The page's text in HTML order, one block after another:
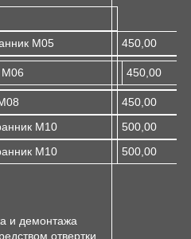
М05 450,00
450,00
450,00
М10
500,00
М10
500,00
и демонтажа
отвертки